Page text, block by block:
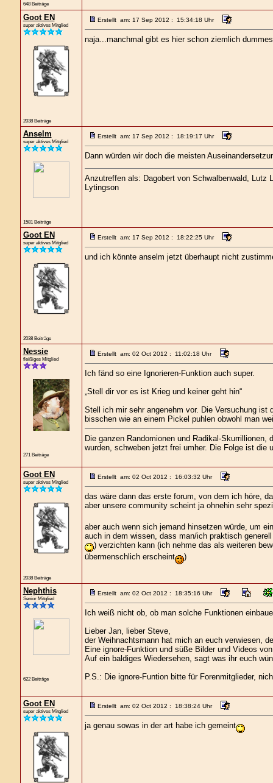
648 Beiträge
Goot EN
super aktives Mitglied
2038 Beiträge
Erstellt am: 17 Sep 2012 : 15:34:18 Uhr
naja...manchmal gibt es hier schon ziemlich
Anselm
super aktives Mitglied
1581 Beiträge
Erstellt am: 17 Sep 2012 : 18:19:17 Uhr
Dann würden wir doch die meisten
Anzutreffen als: Dagobert von Schwalbenwald, Lutz
Lytingson
Goot EN
super aktives Mitglied
2038 Beiträge
Erstellt am: 17 Sep 2012 : 18:22:25 Uhr
und ich könnte anselm jetzt überhaupt nicht
Nessie
fleißiges Mitglied
271 Beiträge
Erstellt am: 02 Oct 2012 : 11:02:18 Uhr
Ich fänd so eine Ignorieren-Funktion auch super.
„Stell dir vor es ist Krieg und keiner geht hin“
Stell ich mir sehr angenehm vor. Die Versuchung
bisschen wie an einem Pickel puhlen obwohl man
Die ganzen Randomionen und Radikal-
wurden, schweben jetzt frei umher. Die Folge ist die
Goot EN
super aktives Mitglied
2038 Beiträge
Erstellt am: 02 Oct 2012 : 16:03:32 Uhr
das wäre dann das erste forum, von dem ich höre,
aber unsere community scheint ja ohnehin sehr
aber auch wenn sich jemand hinsetzen würde, um
auch in dem wissen, dass man/ich praktisch
) verzichten kann (ich nehme das als weiteren
übermenschlich erscheint
)
Nephthis
Senior Mitglied
622 Beiträge
Erstellt am: 02 Oct 2012 : 18:35:16 Uhr
Ich weiß nicht ob, ob man solche Funktionen
Lieber Jan, lieber Steve,
der Weihnachtsmann hat mich an euch verwiesen,
Eine ignore-Funktion und süße Bilder und Videos
Auf ein baldiges Wiedersehen, sagt was ihr euch
P.S.: Die ignore-Funtion bitte für Forenmitglieder,
Goot EN
super aktives Mitglied
Erstellt am: 02 Oct 2012 : 18:38:24 Uhr
ja genau sowas in der art habe ich gemeint